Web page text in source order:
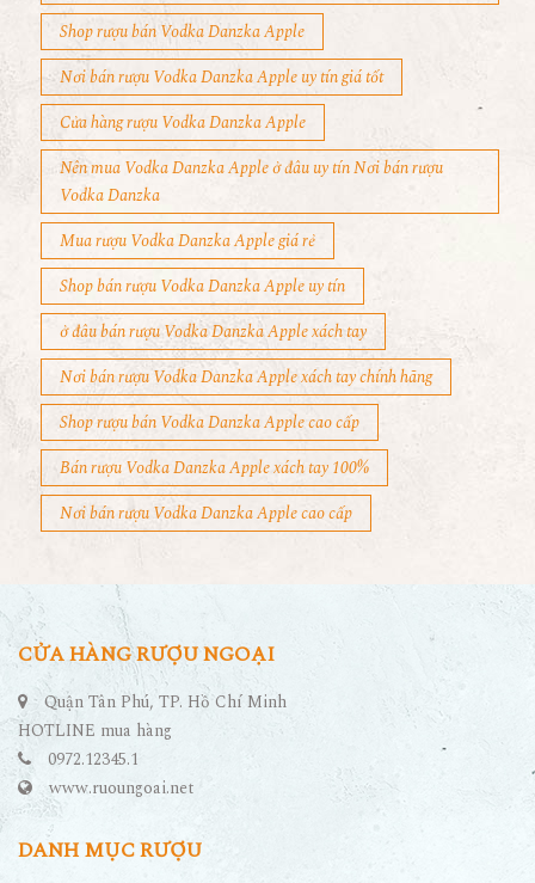
Shop rượu bán Vodka Danzka Apple
Nơi bán rượu Vodka Danzka Apple uy tín giá tốt
Cửa hàng rượu Vodka Danzka Apple
Nên mua Vodka Danzka Apple ở đâu uy tín Nơi bán rượu
Vodka Danzka
Mua rượu Vodka Danzka Apple giá rẻ
Shop bán rượu Vodka Danzka Apple uy tín
ở đâu bán rượu Vodka Danzka Apple xách tay
Nơi bán rượu Vodka Danzka Apple xách tay chính hãng
Shop rượu bán Vodka Danzka Apple cao cấp
Bán rượu Vodka Danzka Apple xách tay 100%
Nơi bán rượu Vodka Danzka Apple cao cấp
CỬA HÀNG RƯỢU NGOẠI
Quận Tân Phú, TP. Hồ Chí Minh
HOTLINE mua hàng
0972.12345.1
www.ruoungoai.net
DANH MỤC RƯỢU